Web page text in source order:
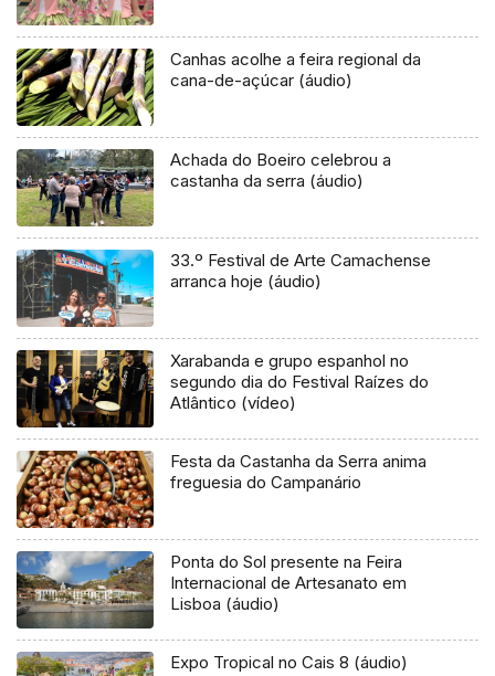
Canhas acolhe a feira regional da
cana-de-açúcar (áudio)
Achada do Boeiro celebrou a
castanha da serra (áudio)
33.º Festival de Arte Camachense
arranca hoje (áudio)
Xarabanda e grupo espanhol no
segundo dia do Festival Raízes do
Atlântico (vídeo)
Festa da Castanha da Serra anima
freguesia do Campanário
Ponta do Sol presente na Feira
Internacional de Artesanato em
Lisboa (áudio)
Expo Tropical no Cais 8 (áudio)